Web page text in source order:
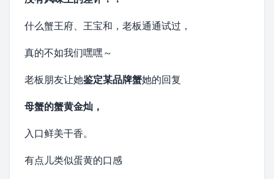
什么蟹王府、王宝和，老板通通试过，
真的不如我们嘿嘿～
老板朋友让她鉴定某品牌蟹她的回复
母蟹的蟹黄金灿，
入口鲜美干香。
有点儿类似蛋黄的口感